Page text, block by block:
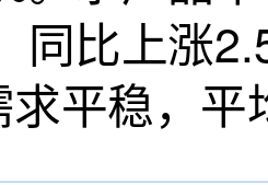
同比上涨
平稳，